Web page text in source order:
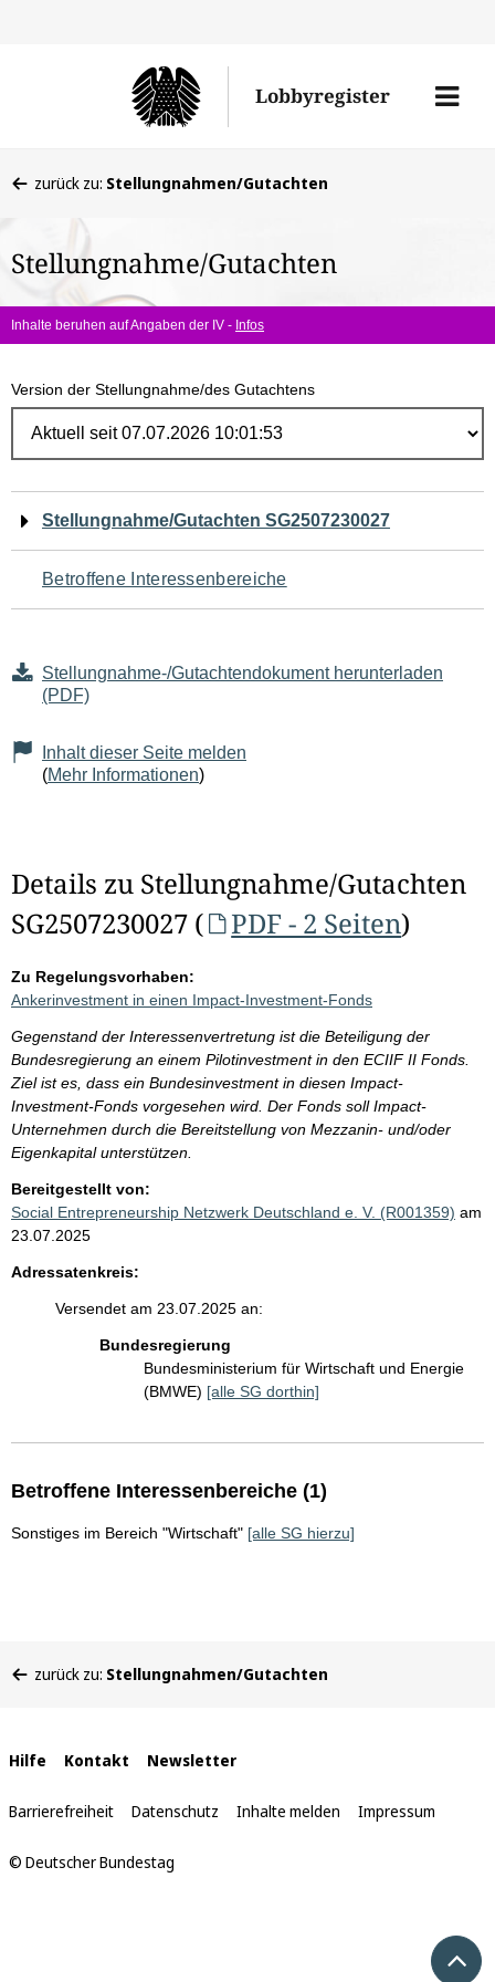
Lobbyregister
Menü
befinden
hier:
zurück zu: Stellungnahmen/Gutachten
Stellungnahme/Gutachten
Inhalte beruhen auf Angaben der IV - Infos
Version der Stellungnahme/des Gutachtens
Navigation
für
den
Seiteninhalt
Stellungnahme/Gutachten SG2507230027
Betroffene Interessenbereiche
Stellungnahme-/Gutachtendokument herunterladen
(PDF)
Inhalt dieser Seite melden
(Mehr Informationen)
Details zu Stellungnahme/Gutachten
SG2507230027 (
PDF - 2 Seiten)
Zu Regelungsvorhaben:
Ankerinvestment in einen Impact-Investment-Fonds
Gegenstand der Interessenvertretung ist die Beteiligung der
Bundesregierung an einem Pilotinvestment in den ECIIF II Fonds.
Ziel ist es, dass ein Bundesinvestment in diesen Impact-
Investment-Fonds vorgesehen wird. Der Fonds soll Impact-
Unternehmen durch die Bereitstellung von Mezzanin- und/oder
Eigenkapital unterstützen.
Bereitgestellt von:
Social Entrepreneurship Netzwerk Deutschland e. V. (R001359) am
23.07.2025
Adressatenkreis:
Versendet am 23.07.2025 an:
Bundesregierung
Bundesministerium für Wirtschaft und Energie
(BMWE) [alle SG dorthin]
Betroffene Interessenbereiche (1)
Sonstiges im Bereich "Wirtschaft" [alle SG hierzu]
befinden
zurück zu: Stellungnahmen/Gutachten
Interne
Links
Hilfe Kontakt Newsletter
Barrierefreiheit Datenschutz Inhalte melden Impressum
© Deutscher Bundestag